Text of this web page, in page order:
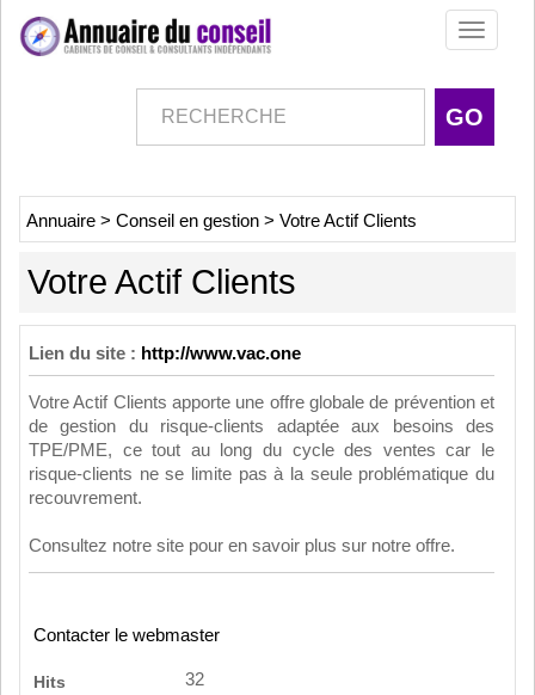
Toggle
Annuaire > Conseil en gestion > Votre Actif Clients
Votre Actif Clients
Lien du site : http://www.vac.one
Votre Actif Clients apporte une offre globale de prévention et
de gestion du risque-clients adaptée aux besoins des
TPE/PME, ce tout au long du cycle des ventes car le
risque-clients ne se limite pas à la seule problématique du
recouvrement.
Consultez notre site pour en savoir plus sur notre offre.
Contacter le webmaster
Hits
32